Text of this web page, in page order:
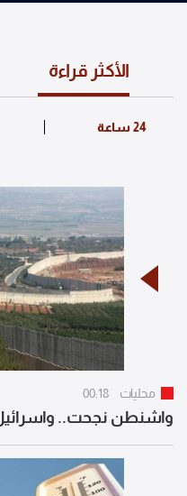
الأكثر قراءة
محليات 00:18
واشنطن نجحت.. واسرائيل